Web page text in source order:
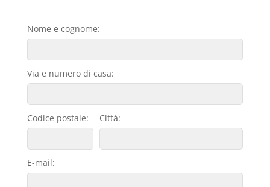
Nome e cognome:
Via e numero di casa:
Codice postale: Città:
E-mail: